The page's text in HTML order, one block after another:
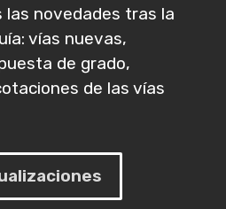
novedades tras la
vías nuevas,
de grado,
de las vías